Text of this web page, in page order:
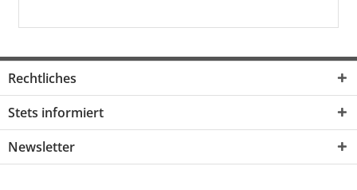
Rechtliches
Stets informiert
Newsletter